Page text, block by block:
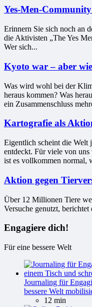
Yes-Men-
Erinnern Sie sich noch an
die Aktivisten „The Yes
Wer sich...
Kyoto war – aber
Was wird wohl bei der
heraus kommen? Was
ein Zusammenschluss
Kartografie als
Eigentlich scheint die Welt
entdeckt. Für viele von
ist es vollkommen normal,
Aktion gegen
Über 12 Millionen Tiere
Versuche genutzt,
Engagiere dich!
Für eine bessere Welt
Journaling für
bessere Welt
12 min